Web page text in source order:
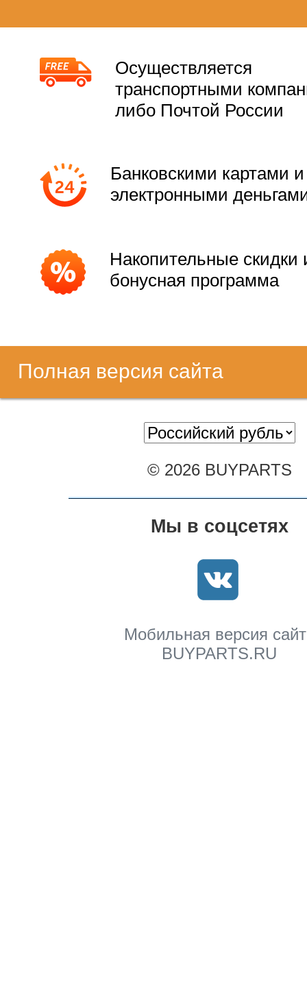
Осуществляется
транспортными
либо Почтой России
Банковскими картами и
электронными
Накопительные скидки
бонусная программа
Полная версия сайта
© 2026 BUYPARTS
Мы в соцсетях
Мобильная версия
BUYPARTS.RU